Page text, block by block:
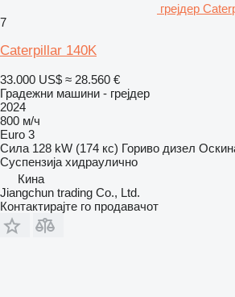
грејдер
7
Caterpillar 140K
33.000 US$ ≈ 28.560 €
Градежни машини - грејдер
2024
800 м/ч
Euro 3
Сила 128 kW (174 кс) Гориво дизел
Суспензија хидраулично
Кина
Jiangchun trading Co., Ltd.
Контактирајте го продавачот